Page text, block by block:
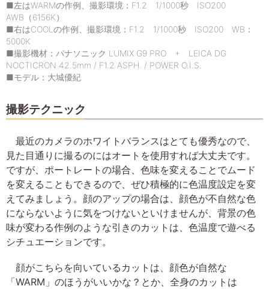
■左はWARMの作例、撮影環境：F1.2 1/1000秒 ISO200
AWB（6156K）
■右はCOOLの作例、撮影環境：F1.2 1/1000秒 ISO200 WB：
5000K
■撮影機材：パナソニック LUMIX G9 PRO + LEICA DG
NOCTICRON 42.5mm / F1.2 ASPH. / POWER O.I.S.
■モデル：大城優紀
撮影テクニック
最近のカメラのホワイトバランスはとても優秀なので、
見た目通りに撮るのにはオートを使用すれば大丈夫です。
ですが、ポートレートの場合、色味を変えることでムード
を変えることもできるので、ぜひ積極的に色温度設定を変
えてみましょう。顔のアップの場合は、顔色が不自然な色
にならないように気をつけないといけませんが、背景の色
味が変わる作例のような引きのカットは、色温度で遊べる
シチュエーションです。
顔がこちらを向いているカットは、顔色が自然な
「WARM」のほうがいいかな？とか、全身のカットは